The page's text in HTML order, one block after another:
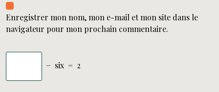
Enregistrer mon nom, mon e-mail et mon site dans le
navigateur pour mon prochain commentaire.
− six = 2